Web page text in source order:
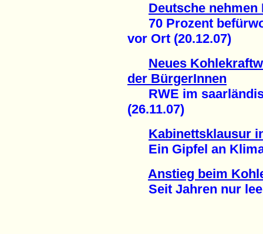
Deutsche
70 Prozent
vor Ort (20.12.07)
Neues
der BürgerInnen
RWE im
(26.11.07)
Kabinettsklausur
Ein Gipfel an
Anstieg beim
Seit Jahren nur